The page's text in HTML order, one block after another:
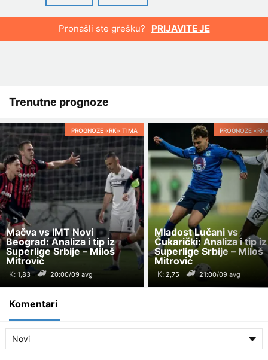
Pronašli ste grešku? PRIJAVITE JE
Trenutne prognoze
PROGNOZE «RK» TIMA
Mačva vs IMT Novi
Beograd: Analiza i tip iz
Superlige Srbije – Miloš
Mitrović
K: 20:00/09 avg
PROGNOZE
Mladost Lučani vs
Čukarički: Analiza i tip iz
Superlige Srbije – Miloš
Mitrović
K: 21:00/09 avg
Komentari
Novi